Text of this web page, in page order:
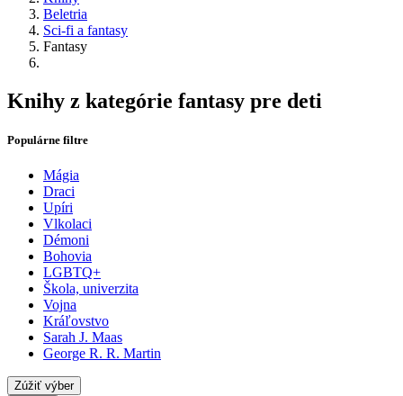
Beletria
Sci-fi a fantasy
Fantasy
Knihy z kategórie fantasy pre deti
Populárne filtre
Mágia
Draci
Upíri
Vlkolaci
Démoni
Bohovia
LGBTQ+
Škola, univerzita
Vojna
Kráľovstvo
Sarah J. Maas
George R. R. Martin
Zúžiť výber